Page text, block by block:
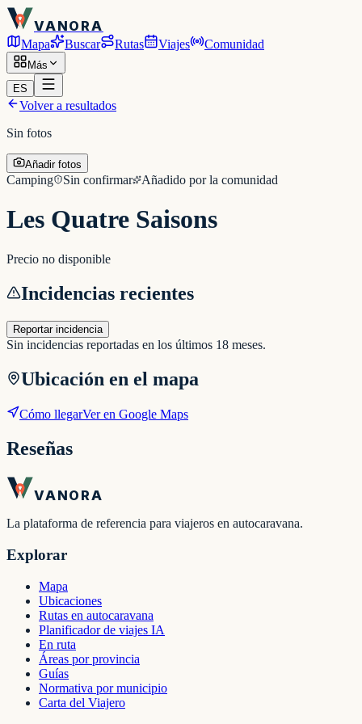
VANORA
Mapa Buscar Rutas Viajes Comunidad
Más
ES
Volver a resultados
Sin fotos
Añadir fotos
Camping Sin confirmar Añadido por la comunidad
Les Quatre Saisons
Precio no disponible
Incidencias recientes
Reportar incidencia
Sin incidencias reportadas en los últimos 18 meses.
Ubicación en el mapa
Cómo llegarVer en Google Maps
Reseñas
VANORA
La plataforma de referencia para viajeros en autocaravana.
Explorar
Mapa
Ubicaciones
Rutas en autocaravana
Planificador de viajes IA
En ruta
Áreas por provincia
Guías
Normativa por municipio
Carta del Viajero